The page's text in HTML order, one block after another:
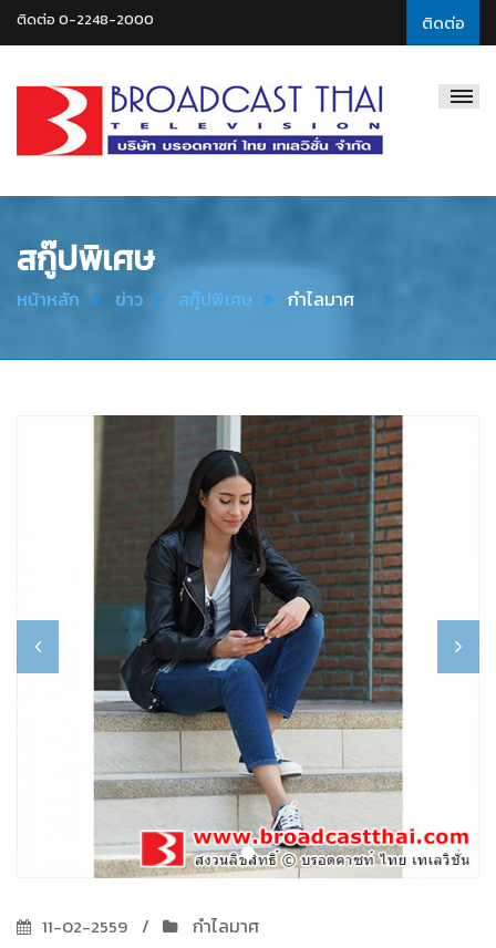
ติดต่อ
ติดต่อ 0-2248-2000
Thai
สกู๊ปพิเศษ
หน้าหลัก ข่าว สกู๊ปพิเศษ กำไลมาศ
11-02-2559
กำไลมาศ